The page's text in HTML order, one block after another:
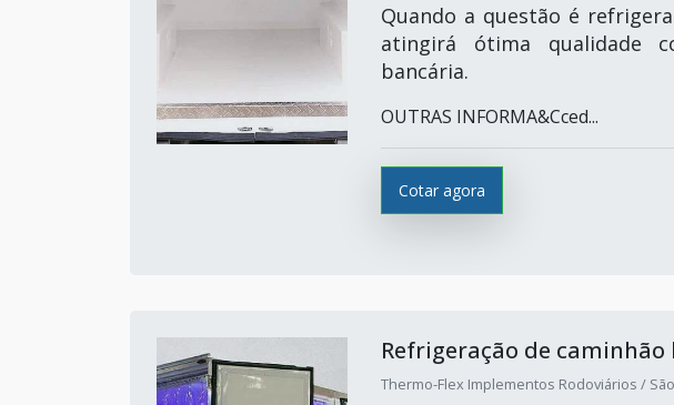
Quando a questão é
atingirá ótima qualidade
bancária.
OUTRAS INFORMA&Cced...
Cotar agora
Refrigeração de caminhão
Thermo-Flex Implementos Rodoviários /